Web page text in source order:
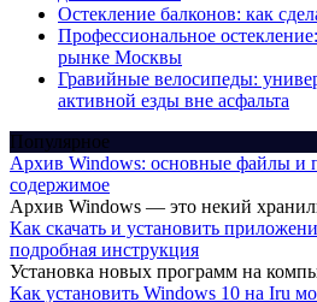
Остекление балконов: как
Профессиональное
рынке Москвы
Гравийные велосипеды:
активной езды вне асфальта
Популярное
Архив Windows: основные файлы и
содержимое
Архив Windows — это некий
Как скачать и установить
подробная инструкция
Установка новых программ на
Как установить Windows 10 на Iru